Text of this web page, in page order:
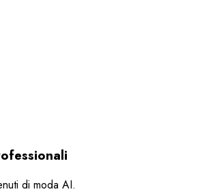
di moda AI.